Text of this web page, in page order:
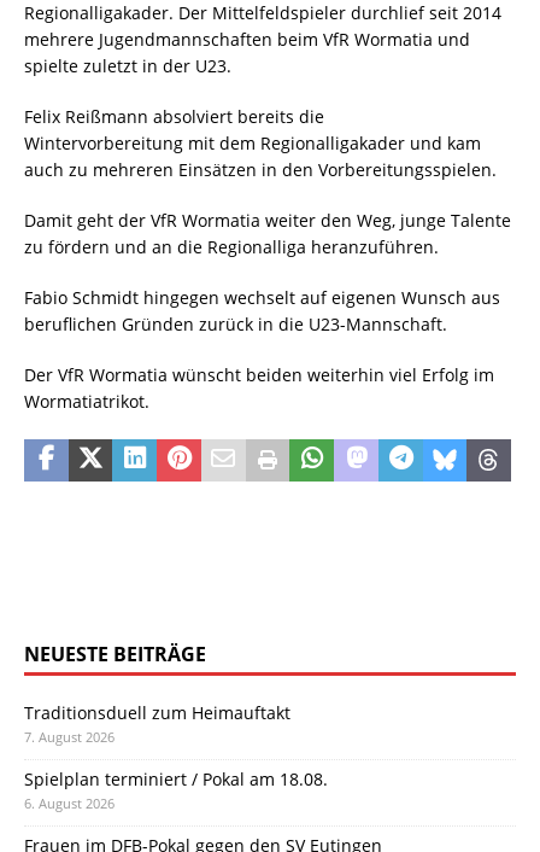
Regionalligakader. Der Mittelfeldspieler durchlief seit 2014
mehrere Jugendmannschaften beim VfR Wormatia und
spielte zuletzt in der U23.
Felix Reißmann absolviert bereits die
Wintervorbereitung mit dem Regionalligakader und kam
auch zu mehreren Einsätzen in den Vorbereitungsspielen.
Damit geht der VfR Wormatia weiter den Weg, junge Talente
zu fördern und an die Regionalliga heranzuführen.
Fabio Schmidt hingegen wechselt auf eigenen Wunsch aus
beruflichen Gründen zurück in die U23-Mannschaft.
Der VfR Wormatia wünscht beiden weiterhin viel Erfolg im
Wormatiatrikot.
NEUESTE BEITRÄGE
Traditionsduell zum Heimauftakt
7. August 2026
Spielplan terminiert / Pokal am 18.08.
6. August 2026
Frauen im DFB-Pokal gegen den SV Eutingen